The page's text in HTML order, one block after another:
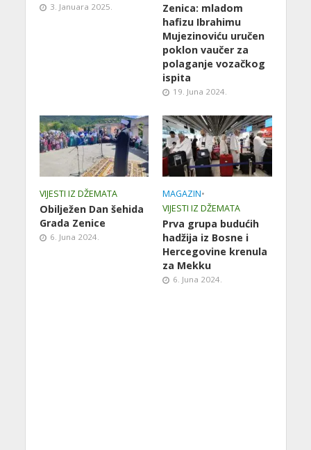
3. Januara 2025.
Zenica: mladom
hafizu Ibrahimu
Mujezinoviću uručen
poklon vaučer za
polaganje vozačkog
ispita
19. Juna 2024.
VIJESTI IZ DŽEMATA
Obilježen Dan šehida
Grada Zenice
6. Juna 2024.
MAGAZIN•
VIJESTI IZ DŽEMATA
Prva grupa budućih
hadžija iz Bosne i
Hercegovine krenula
za Mekku
6. Juna 2024.